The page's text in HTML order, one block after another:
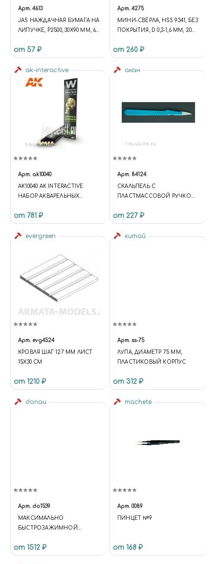
Арт. 4613
JAS НАЖДАЧНАЯ БУМАГА НА
ЛИПУЧКЕ, P2500, 30X90 ММ, 6
от 57 ₽
Арт. 4275
МИНИ-СВЁРЛА, HSS 9341, БЕЗ
ПОКРЫТИЯ, D 0,3-1,6 ММ, 20
от 260 ₽
ak-interactive
Арт. ak10040
AK10040 AK INTERACTIVE
НАБОР АКВАРЕЛЬНЫХ
КОРИЧНЕВЫЕ" /
WATERCOLOR PENCIL SET
GREEN AND BROWN
от 781 ₽
акан
Арт. 84124
СКАЛЬПЕЛЬ С
ПЛАСТМАССОВОЙ РУЧКОЙ
(ОДНОРАЗОВЫЙ)
от 227 ₽
evergreen
Арт. evg4524
КРОВЛЯ ШАГ 127 ММ ЛИСТ
15Х30 СМ
от 1210 ₽
китай
Арт. ss-75
ЛУПА, ДИАМЕТР 75 ММ,
ПЛАСТИКОВЫЙ КОРПУС
от 312 ₽
donau
Арт. do1539
МАКСИМАЛЬНО
БЫСТРОЗАЖИМНОЙ
(ЗАЖИМ ЦАНГИ 1 - 6 ММ) 1/4",
ДИАМЕТРОМ 6,35 ММ
от 1512 ₽
machete
Арт. 0089
ПИНЦЕТ №9
от 168 ₽